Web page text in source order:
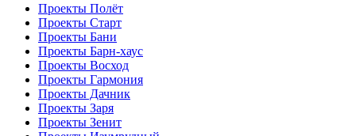
Проекты Полёт
Проекты Старт
Проекты Бани
Проекты Барн-хаус
Проекты Восход
Проекты Гармония
Проекты Дачник
Проекты Заря
Проекты Зенит